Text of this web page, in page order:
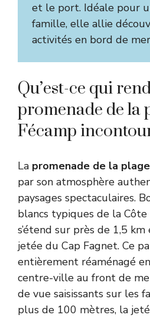
et le port. Idéale pour
famille, elle allie
activités en bord de
Qu’est-ce qui
promenade de la
Fécamp
La promenade de la
par son atmosphère
paysages spectaculaires.
blancs typiques de la
s’étend sur près de 1,5
jetée du Cap Fagnet. Ce
entièrement réaménagé
centre-ville au front de
de vue saisissants sur les
plus de 100 mètres, la